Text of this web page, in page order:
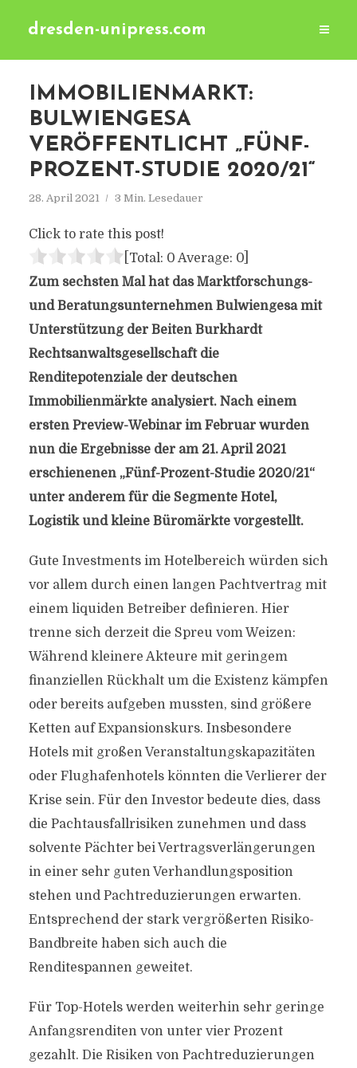
dresden-unipress.com
IMMOBILIENMARKT:
BULWIENGESA
VERÖFFENTLICHT „FÜNF-
PROZENT-STUDIE 2020/21“
28. April 2021 3 Min. Lesedauer
Click to rate this post!
[Total: 0 Average: 0]
Zum sechsten Mal hat das Marktforschungs-
und Beratungsunternehmen Bulwiengesa mit
Unterstützung der Beiten Burkhardt
Rechtsanwaltsgesellschaft die
Renditepotenziale der deutschen
Immobilienmärkte analysiert. Nach einem
ersten Preview-Webinar im Februar wurden
nun die Ergebnisse der am 21. April 2021
erschienenen „Fünf-Prozent-Studie 2020/21“
unter anderem für die Segmente Hotel,
Logistik und kleine Büromärkte vorgestellt.
Gute Investments im Hotelbereich würden sich
vor allem durch einen langen Pachtvertrag mit
einem liquiden Betreiber definieren. Hier
trenne sich derzeit die Spreu vom Weizen:
Während kleinere Akteure mit geringem
finanziellen Rückhalt um die Existenz kämpfen
oder bereits aufgeben mussten, sind größere
Ketten auf Expansionskurs. Insbesondere
Hotels mit großen Veranstaltungskapazitäten
oder Flughafenhotels könnten die Verlierer der
Krise sein. Für den Investor bedeute dies, dass
die Pachtausfallrisiken zunehmen und dass
solvente Pächter bei Vertragsverlängerungen
in einer sehr guten Verhandlungsposition
stehen und Pachtreduzierungen erwarten.
Entsprechend der stark vergrößerten Risiko-
Bandbreite haben sich auch die
Renditespannen geweitet.
Für Top-Hotels werden weiterhin sehr geringe
Anfangsrenditen von unter vier Prozent
gezahlt. Die Risiken von Pachtreduzierungen